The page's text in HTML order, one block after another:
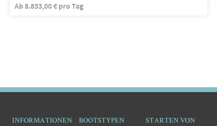
Ab8.833,00€ pro Tag
INFORMATIONEN BOOTSTYPEN
STARTEN VON